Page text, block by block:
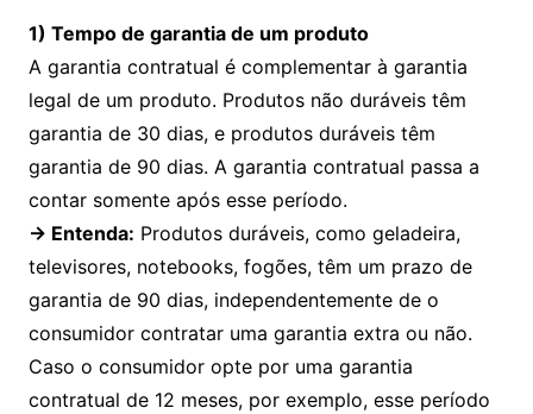
1) Tempo de garantia de um produto
A garantia contratual é complementar à garantia
legal de um produto. Produtos não duráveis têm
garantia de 30 dias, e produtos duráveis têm
garantia de 90 dias. A garantia contratual passa a
contar somente após esse período.
→ Entenda: Produtos duráveis, como geladeira,
televisores, notebooks, fogões, têm um prazo de
garantia de 90 dias, independentemente de o
consumidor contratar uma garantia extra ou não.
Caso o consumidor opte por uma garantia
contratual de 12 meses, por exemplo, esse período